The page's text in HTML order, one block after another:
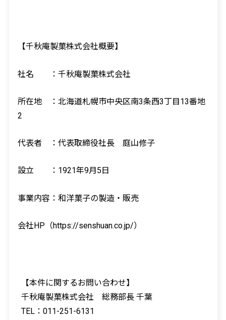
【千秋庵製菓株式会社概要】
社名 ：千秋庵製菓株式会社
所在地 ：北海道札幌市中央区南3条西3丁目13番地
2
代表者 ：代表取締役社長 庭山修子
設立 ： 1921年9月 5 日
事業内容：和洋菓子の製造・販売
会社HP （https://senshuan.co.jp/）
【本件に関するお問い合わせ】
千秋庵製菓株式会社 総務部長 千葉
TEL： 011-251-6131